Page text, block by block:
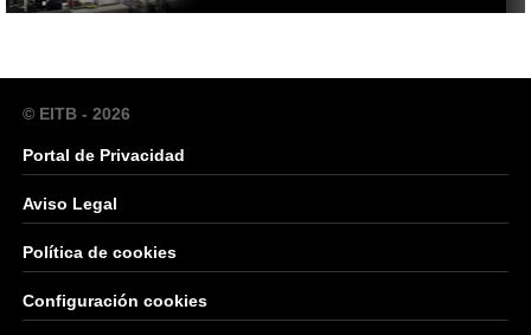
© EITB - 2026
Portal de Privacidad
Aviso Legal
Política de cookies
Configuración cookies